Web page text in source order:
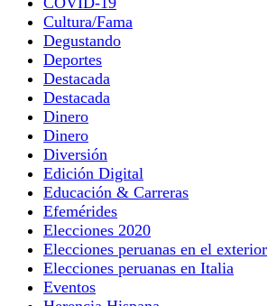
Cultura/Fama
Degustando
Deportes
Destacada
Destacada
Dinero
Dinero
Diversión
Edición Digital
Educación & Carreras
Efemérides
Elecciones 2020
Elecciones peruanas en el exterior
Elecciones peruanas en Italia
Eventos